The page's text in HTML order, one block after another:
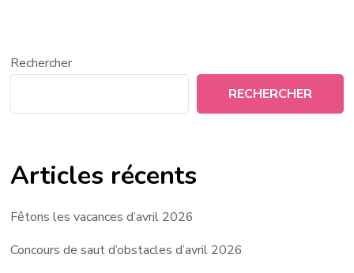
Rechercher
RECHERCHER
Articles récents
Fêtons les vacances d’avril 2026
Concours de saut d’obstacles d’avril 2026